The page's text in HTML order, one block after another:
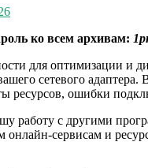
ко всем архивам:
для оптимизации и
сетевого
ресурсов, ошибки
работу с другими
сервисам и